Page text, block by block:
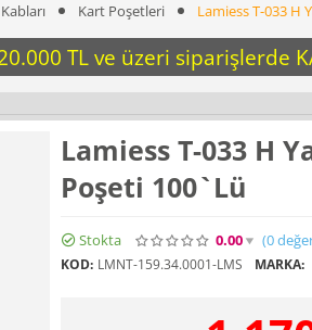
Kart Poşetleri Lamiess T-033 H
TL ve üzeri siparişlerde
Lamiess T-033 H
Poşeti 100`Lü
Stokta 0.00 (0
KOD: LMNT-159.34.0001-LMS MARKA: